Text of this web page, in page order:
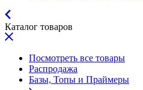
Каталог товаров
Посмотреть все товары
Распродажа
Базы, Топы и Праймеры